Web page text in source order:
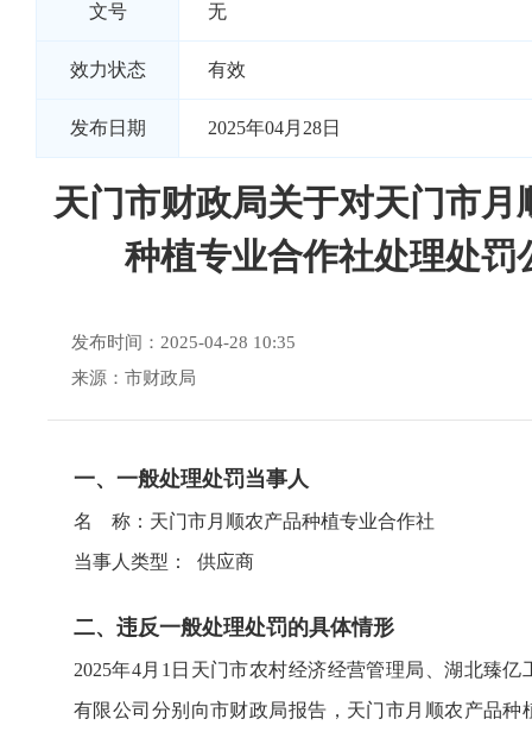
文号 无
效力状态 有效
发布日期 2025年04月28日
天门市财政局关于对天门市月
种植专业合作社处理处罚
发布时间：2025-04-28 10:35
来源：市财政局
一、一般处理处罚当事人
名 称：天门市月顺农产品种植专业合作社
当事人类型： 供应商
二、违反一般处理处罚的具体情形
2025年4月1日天门市农村经济经营管理局、湖北臻亿
有限公司分别向市财政局报告，天门市月顺农产品种